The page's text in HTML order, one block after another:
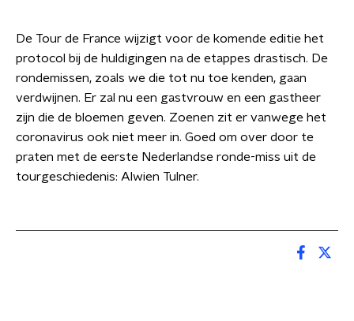
De Tour de France wijzigt voor de komende editie het
protocol bij de huldigingen na de etappes drastisch. De
rondemissen, zoals we die tot nu toe kenden, gaan
verdwijnen. Er zal nu een gastvrouw en een gastheer
zijn die de bloemen geven. Zoenen zit er vanwege het
coronavirus ook niet meer in. Goed om over door te
praten met de eerste Nederlandse ronde-miss uit de
tourgeschiedenis: Alwien Tulner.